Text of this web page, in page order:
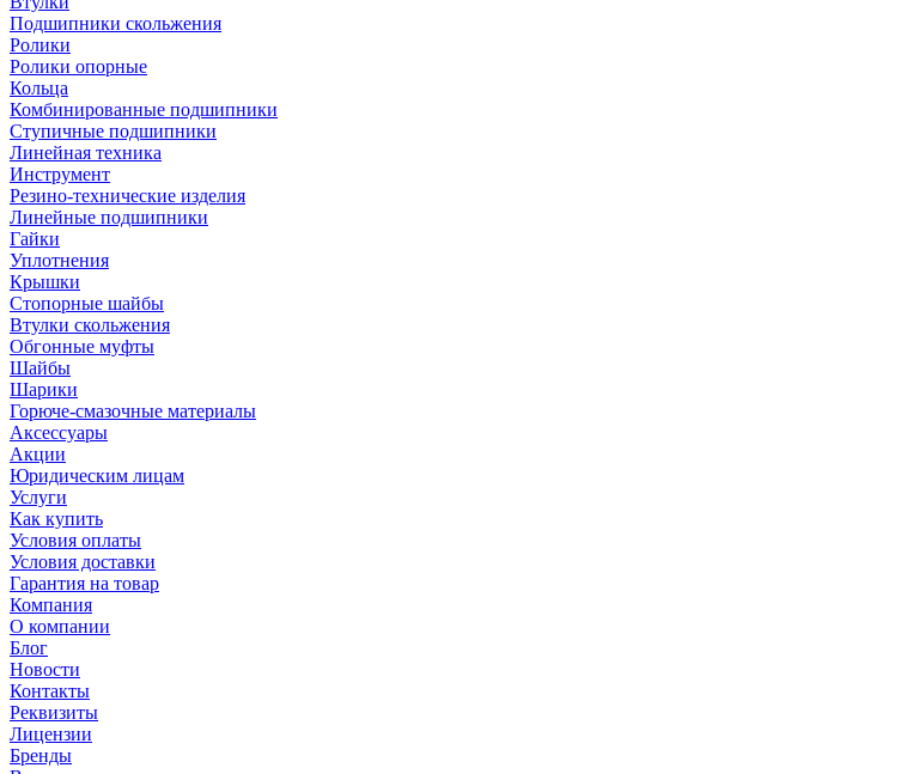
Подшипники скольжения
Ролики
Ролики опорные
Кольца
Комбинированные подшипники
Ступичные подшипники
Линейная техника
Инструмент
Резино-технические изделия
Линейные подшипники
Гайки
Уплотнения
Крышки
Стопорные шайбы
Втулки скольжения
Обгонные муфты
Шайбы
Шарики
Горюче-смазочные материалы
Аксессуары
Акции
Юридическим лицам
Услуги
Как купить
Условия оплаты
Условия доставки
Гарантия на товар
Компания
О компании
Блог
Новости
Контакты
Реквизиты
Лицензии
Бренды